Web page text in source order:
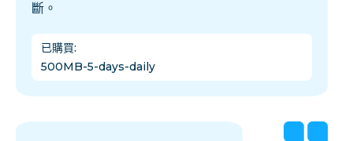
斷。
已購買:
500MB-5-days-daily